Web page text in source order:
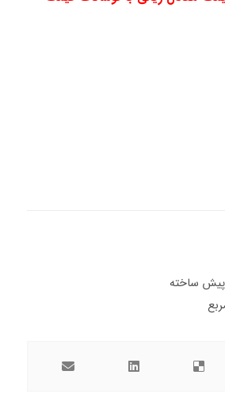
ساخته